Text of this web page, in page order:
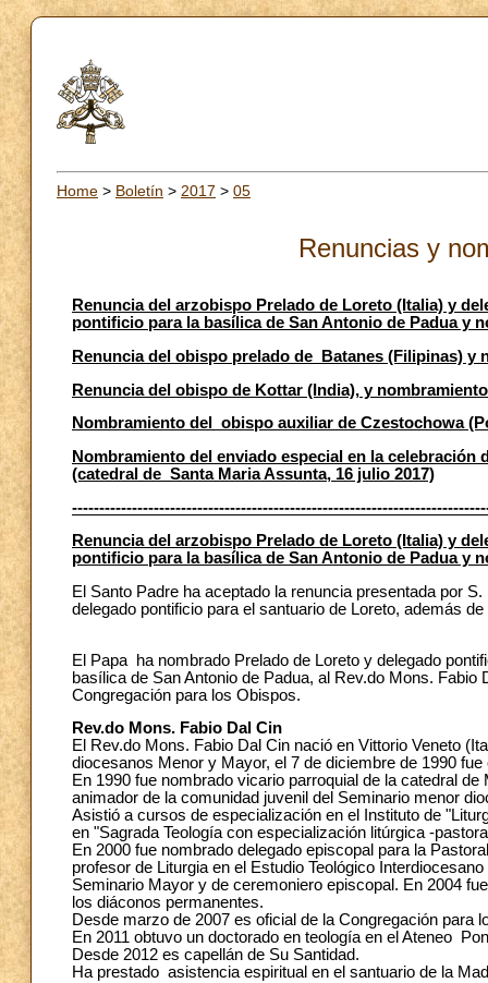
Home > Boletín > 2017 > 05
Renuncias y
Renuncia del arzobispo Prelado de Loreto (Italia) y
pontificio para la basílica de San Antonio de Padua y
Renuncia del obispo prelado de Batanes (Filipinas) y
Renuncia del obispo de Kottar (India), y
Nombramiento del obispo auxiliar de Czestochowa
Nombramiento del enviado especial en la
(catedral de Santa Maria Assunta, 16 julio 2017)
Renuncia del arzobispo Prelado de Loreto (Italia) y
pontificio para la basílica de San Antonio de Padua y
El Santo Padre ha aceptado la renuncia presentada por
delegado pontificio para el santuario de Loreto, además
El Papa ha nombrado Prelado de Loreto y delegado
basílica de San Antonio de Padua, al Rev.do Mons.
Congregación para los Obispos.
Rev.do Mons. Fabio Dal Cin
El Rev.do Mons. Fabio Dal Cin nació en Vittorio Veneto
diocesanos Menor y Mayor, el 7 de diciembre de 1990
En 1990 fue nombrado vicario parroquial de la catedral
animador de la comunidad juvenil del Seminario menor
Asistió a cursos de especialización en el Instituto de
en "Sagrada Teología con especialización litúrgica -
En 2000 fue nombrado delegado episcopal para la
profesor de Liturgia en el Estudio Teológico
Seminario Mayor y de ceremoniero episcopal. En 2004
los diáconos permanentes.
Desde marzo de 2007 es oficial de la Congregación para
En 2011 obtuvo un doctorado en teología en el Ateneo
Desde 2012 es capellán de Su Santidad.
Ha prestado asistencia espiritual en el santuario de la